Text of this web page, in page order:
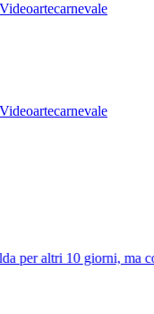
Videoartecarnevale
Videoartecarnevale
per altri 10 giorni, ma